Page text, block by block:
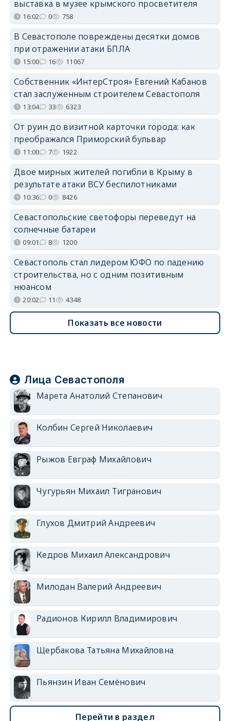
выставка в музее крымского просветителя
16:02 0 758
В Севастополе повреждены десятки домов
при отражении атаки БПЛА
15:00 16 11067
Собственник «ИнтерСтроя» Евгений Кабанов
стал заслуженным строителем Севастополя
13:04 33 6323
От руин до визитной карточки города: как
преображался Приморский бульвар
11:00 7 1922
Двое мирных жителей погибли в Крыму в
результате атаки ВСУ беспилотниками
10:36 0 8426
Севастопольские светофоры переведут на
солнечные батареи
09:01 8 1200
Севастополь стал лидером ЮФО по падению
строительства, но с одним позитивным
нюансом
20:02 11 4348
Показать все новости
Лица Севастополя
Марета Анатолий Степанович
Колбин Сергей Николаевич
Рыжов Евграф Михайлович
Чугурьян Михаил Тигранович
Глухов Дмитрий Андреевич
Кедров Михаил Александрович
Милодан Валерий Андреевич
Радионов Кирилл Владимирович
Щербакова Татьяна Михайловна
Пьянзин Иван Семёнович
Перейти в раздел